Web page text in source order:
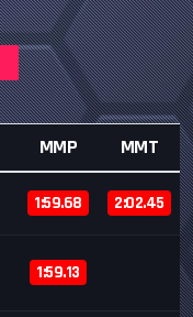
MMP MMT
1:59.68 2:02.45
1:59.13